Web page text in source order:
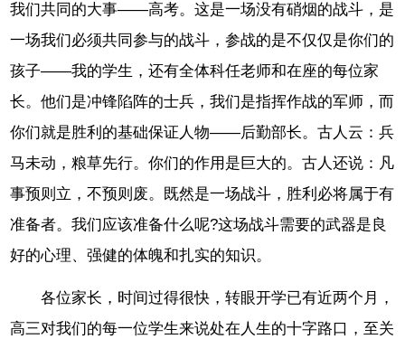
我们共同的大事——高考。这是一场没有硝烟的战斗，是
一场我们必须共同参与的战斗，参战的是不仅仅是你们的
孩子——我的学生，还有全体科任老师和在座的每位家
长。他们是冲锋陷阵的士兵，我们是指挥作战的军师，而
你们就是胜利的基础保证人物——后勤部长。古人云：兵
马未动，粮草先行。你们的作用是巨大的。古人还说：凡
事预则立，不预则废。既然是一场战斗，胜利必将属于有
准备者。我们应该准备什么呢?这场战斗需要的武器是良
好的心理、强健的体魄和扎实的知识。
各位家长，时间过得很快，转眼开学已有近两个月，
高三对我们的每一位学生来说处在人生的十字路口，至关